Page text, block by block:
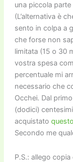
una piccola
(L’alternativa è
sento in colpa a
che forse non
limitata (15 o 30
vostra spesa
percentuale mi
necessario che
Occhei. Dal
(dodici)
acquistato
Secondo me
P.S.: allego